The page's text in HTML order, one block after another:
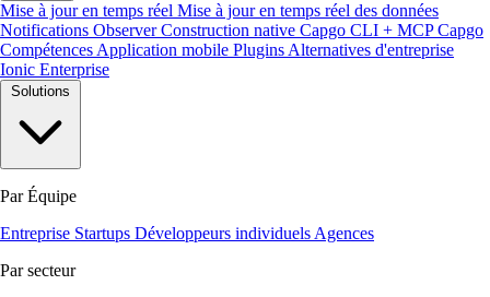
Mise à jour en temps réel Mise à jour en temps réel des données
Notifications ObserverConstruction native Capgo CLI + MCPCapgo
Compétences Application mobile Plugins Alternatives d'entreprise
Ionic Enterprise
Solutions
Par Équipe
Entreprise Startups Développeurs individuels Agences
Par secteur